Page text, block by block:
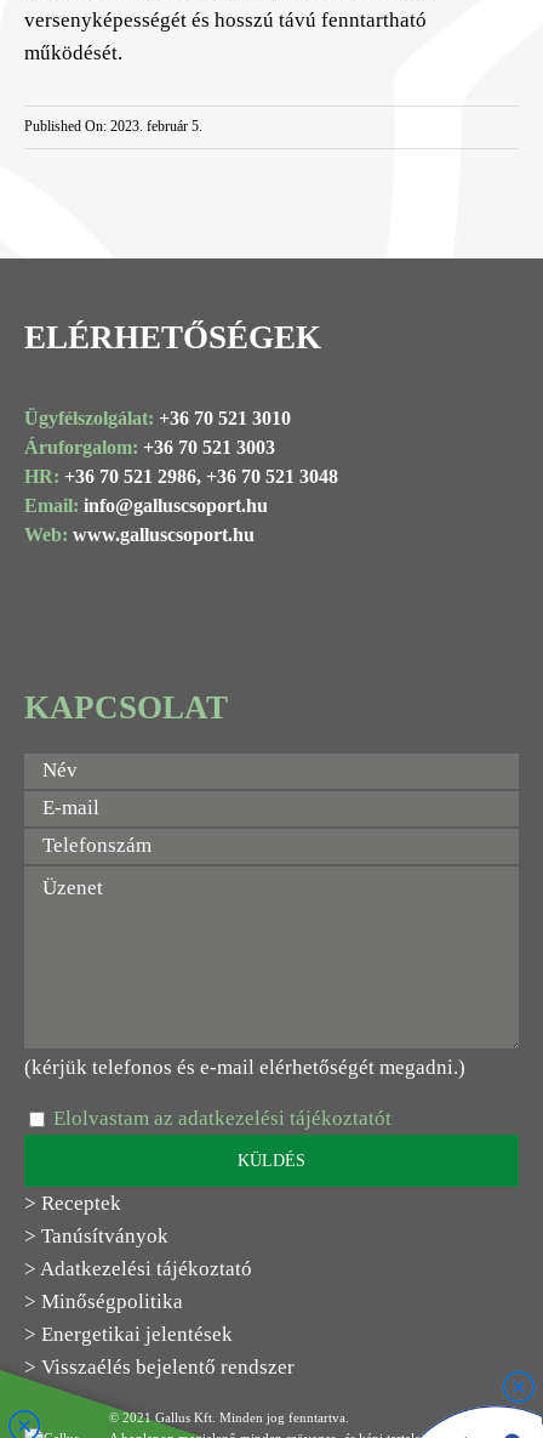
versenyképességét és hosszú távú fenntartható
működését.
Published On: 2023. február 5.
ELÉRHETŐSÉGEK
Ügyfélszolgálat: +36 70 521 3010
Áruforgalom: +36 70 521 3003
HR: +36 70 521 2986, +36 70 521 3048
Email: info@galluscsoport.hu
Web: www.galluscsoport.hu
KAPCSOLAT
(kérjük telefonos és e-mail elérhetőségét megadni.)
Elolvastam az adatkezelési tájékoztatót
> Receptek
> Tanúsítványok
> Adatkezelési tájékoztató
> Minőségpolitika
> Energetikai jelentések
> Visszaélés bejelentő rendszer
© 2021 Gallus Kft. Minden jog fenntartva.